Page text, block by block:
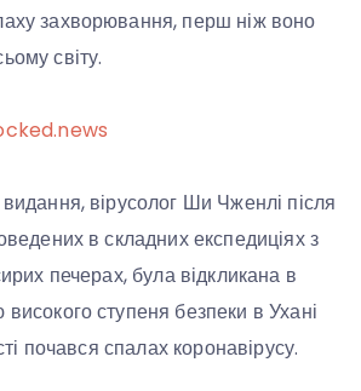
захворювання, перш ніж воно
світу.
вірусолог Ши Чженлі після
в складних експедиціях з
печерах, була відкликана в
ступеня безпеки в Ухані
почався спалах коронавірусу.